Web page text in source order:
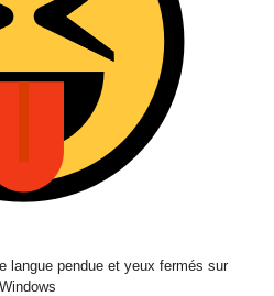
langue pendue et yeux fermés sur
Windows